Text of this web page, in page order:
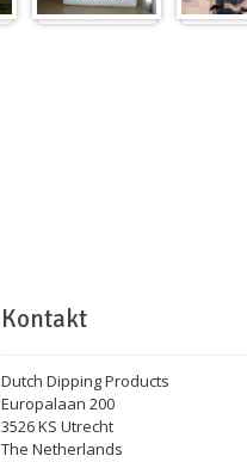
Kontakt
Dutch Dipping Products
Europalaan 200
3526 KS Utrecht
The Netherlands